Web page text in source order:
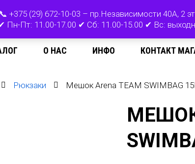
О НАС ИНФО КОНТАКТ
Рюкзаки Мешок Arena TEAM SWIMBAG
МЕШОК
📞 +375 (29) 672-10-03 – пр.Независимости 40А, 2
Пн-Пт: 11.00-17.00 ✔ Сб: 11.00-15.00 ✔ Вс: